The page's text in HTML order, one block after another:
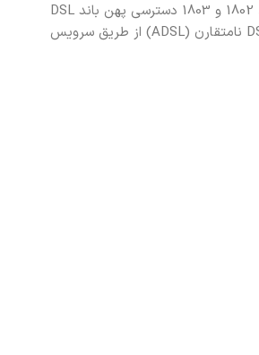
روترهای سیسکو 1801، 1802 و 1803 دسترسی پهن باند DSL
پرسرعت را از طریق DSL نامتقارن (ADSL) از طریق سرویس